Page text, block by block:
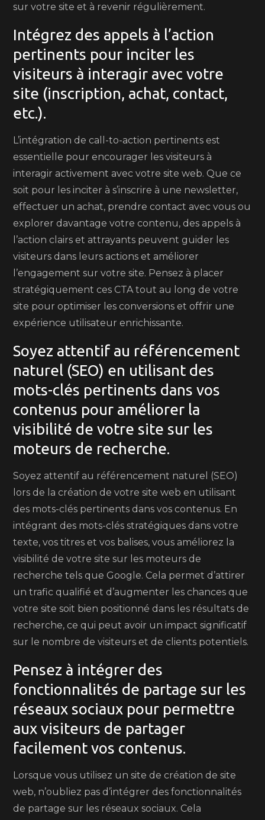
sur votre site et à revenir régulièrement.
Intégrez des appels à l’action
pertinents pour inciter les
visiteurs à interagir avec votre
site (inscription, achat, contact,
etc.).
L’intégration de call-to-action pertinents est
essentielle pour encourager les visiteurs à
interagir activement avec votre site web. Que ce
soit pour les inciter à s’inscrire à une newsletter,
effectuer un achat, prendre contact avec vous ou
explorer davantage votre contenu, des appels à
l’action clairs et attrayants peuvent guider les
visiteurs dans leurs actions et améliorer
l’engagement sur votre site. Pensez à placer
stratégiquement ces CTA tout au long de votre
site pour optimiser les conversions et offrir une
expérience utilisateur enrichissante.
Soyez attentif au référencement
naturel (SEO) en utilisant des
mots-clés pertinents dans vos
contenus pour améliorer la
visibilité de votre site sur les
moteurs de recherche.
Soyez attentif au référencement naturel (SEO)
lors de la création de votre site web en utilisant
des mots-clés pertinents dans vos contenus. En
intégrant des mots-clés stratégiques dans votre
texte, vos titres et vos balises, vous améliorez la
visibilité de votre site sur les moteurs de
recherche tels que Google. Cela permet d’attirer
un trafic qualifié et d’augmenter les chances que
votre site soit bien positionné dans les résultats de
recherche, ce qui peut avoir un impact significatif
sur le nombre de visiteurs et de clients potentiels.
Pensez à intégrer des
fonctionnalités de partage sur les
réseaux sociaux pour permettre
aux visiteurs de partager
facilement vos contenus.
Lorsque vous utilisez un site de création de site
web, n’oubliez pas d’intégrer des fonctionnalités
de partage sur les réseaux sociaux. Cela